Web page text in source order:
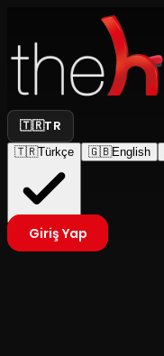
🇹🇷TR
🇹🇷Türkçe 🇬🇧English
Giriş Yap